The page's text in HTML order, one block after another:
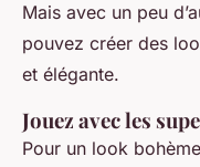
Mais avec un peu
pouvez créer des
et élégante.
Jouez avec les
Pour un look